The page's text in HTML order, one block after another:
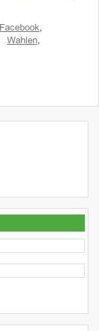
Facebook,
Wahlen,